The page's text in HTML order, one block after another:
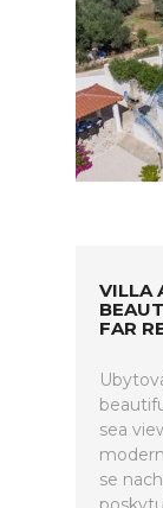
VILLA
FAR
sea
se